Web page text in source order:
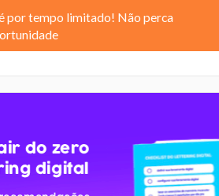
por tempo limitado! Não perca